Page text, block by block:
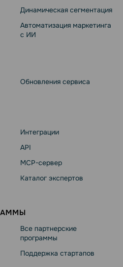
Динамическая сегментация
Автоматизация маркетинга
с ИИ
Обновления сервиса
Интеграции
API
MCP-сервер
Каталог экспертов
Все партнерские
программы
Поддержка стартапов